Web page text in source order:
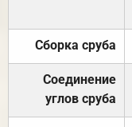
Сборка сруба
Соединение
углов сруба